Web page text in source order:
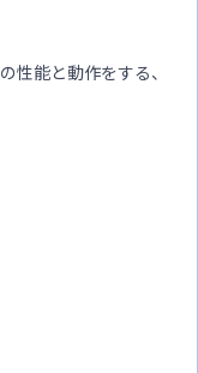
性能と動作をする、